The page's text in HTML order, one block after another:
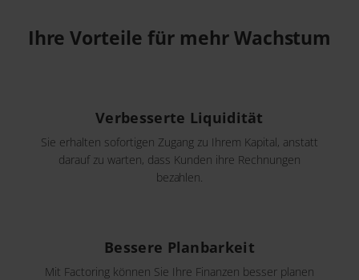
Ihre Vorteile für mehr Wachstum
Verbesserte Liquidität
Sie erhalten sofortigen Zugang zu Ihrem Kapital, anstatt
darauf zu warten, dass Kunden ihre Rechnungen
bezahlen.
Bessere Planbarkeit
Mit Factoring können Sie Ihre Finanzen besser planen